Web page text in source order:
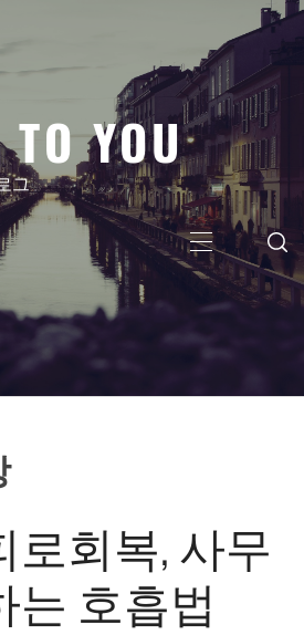
YOU
그
주
메
뉴
로회복, 사무
는 호흡법